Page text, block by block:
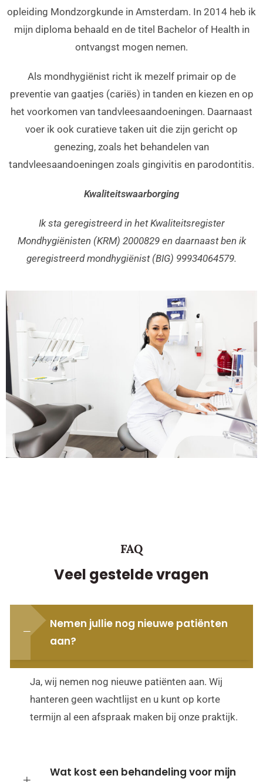
opleiding Mondzorgkunde in Amsterdam. In 2014 heb ik
mijn diploma behaald en de titel Bachelor of Health in
ontvangst mogen nemen.
Als mondhygiënist richt ik mezelf primair op de
preventie van gaatjes (cariës) in tanden en kiezen en op
het voorkomen van tandvleesaandoeningen. Daarnaast
voer ik ook curatieve taken uit die zijn gericht op
genezing, zoals het behandelen van
tandvleesaandoeningen zoals gingivitis en parodontitis.
Kwaliteitswaarborging
Ik sta geregistreerd in het Kwaliteitsregister
Mondhygiënisten (KRM) 2000829 en daarnaast ben ik
geregistreerd mondhygiënist (BIG) 99934064579.
FAQ
Veel gestelde vragen
Nemen jullie nog nieuwe patiënten
aan?
Ja, wij nemen nog nieuwe patiënten aan. Wij
hanteren geen wachtlijst en u kunt op korte
termijn al een afspraak maken bij onze praktijk.
Wat kost een behandeling voor mijn